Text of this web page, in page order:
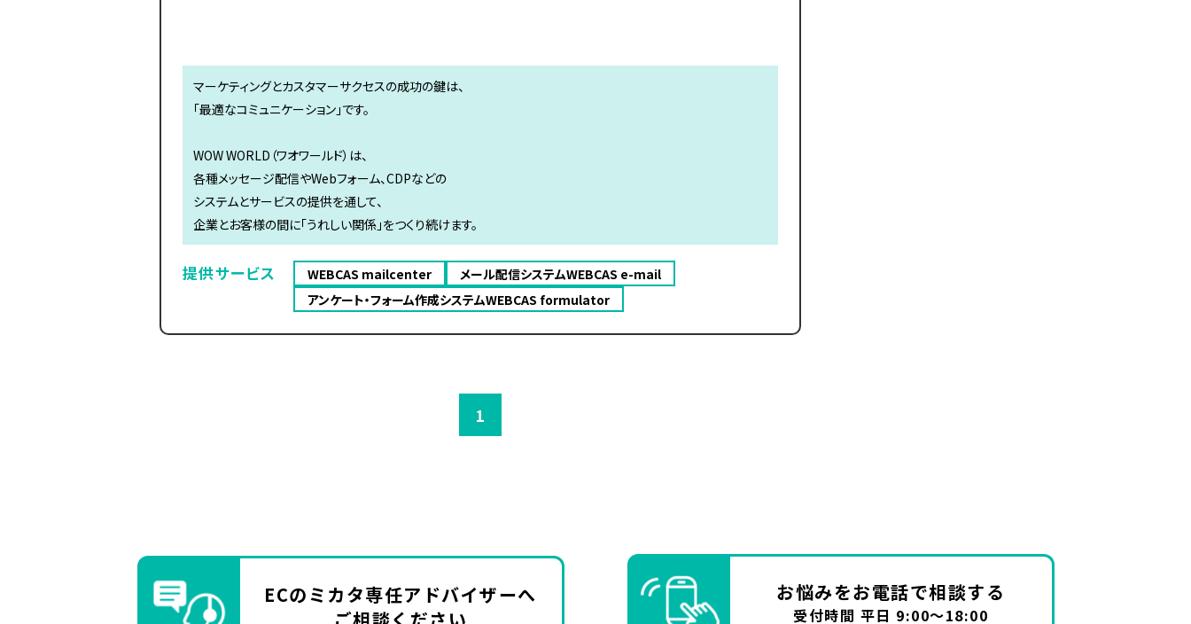
マーケティングとカスタマーサクセスの成功の鍵は、
「最適なコミュニケーション」です。
WOW WORLD（ワオワールド）は、
各種メッセージ配信やWebフォーム、CDPなどの
システムとサービスの提供を通して、
企業とお客様の間に「うれしい関係」をつくり続けます。
提供サービス WEBCAS mailcenter
メール配信システムWEBCAS e-mail
アンケート・フォーム作成システムWEBCAS formulator
1
ECのミカタ専任アドバイザーへ
ご相談ください
お悩みをお電話で相談する
受付時間 平日 9:00～18:00